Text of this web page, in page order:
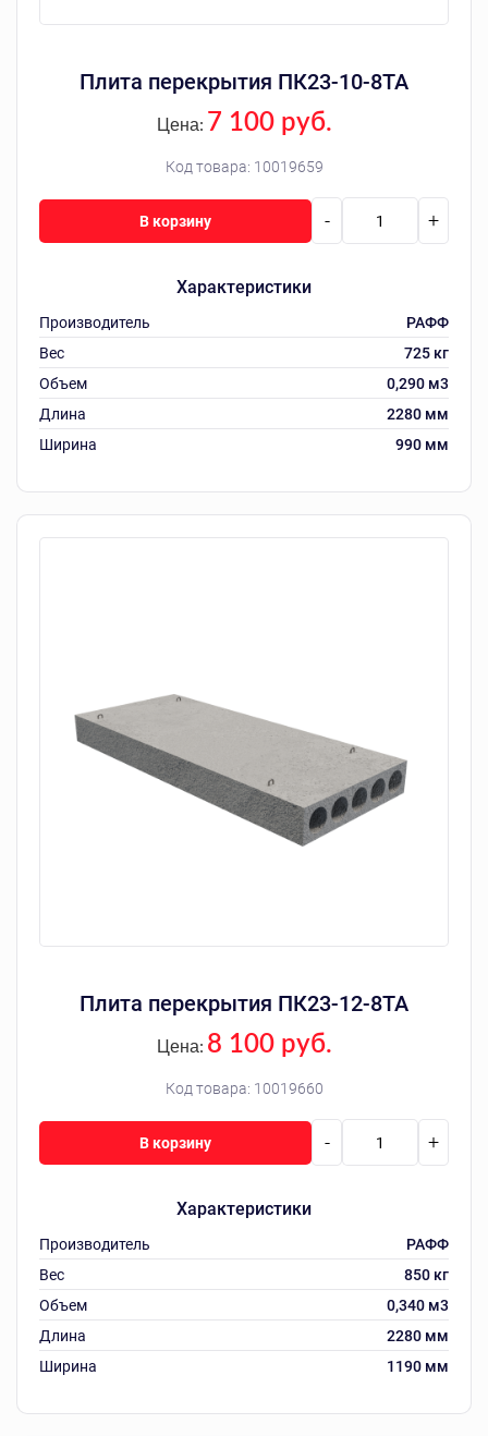
Плита перекрытия ПК23-10-8ТА
Код товара: 10019659
Цена: 7 100 руб.
Характеристики
Производитель
РАФФ
Вес
725 кг
Объем
0,290 м3
Длина
2280 мм
Ширина
990 мм
- +
В корзину
Плита перекрытия ПК23-12-8ТА
Код товара: 10019660
Цена: 8 100 руб.
Характеристики
Производитель
РАФФ
Вес
850 кг
Объем
0,340 м3
Длина
2280 мм
Ширина
1190 мм
- +
В корзину